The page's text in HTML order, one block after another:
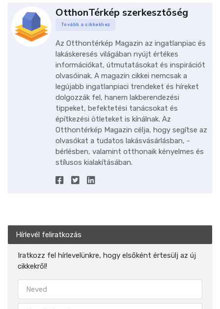
OtthonTérkép szerkesztőség
Tovább a cikkekhez
Az Otthontérkép Magazin az ingatlanpiac és
lakáskeresés világában nyújt értékes
információkat, útmutatásokat és inspirációt
olvasóinak. A magazin cikkei nemcsak a
legújabb ingatlanpiaci trendeket és híreket
dolgozzák fel, hanem lakberendezési
tippeket, befektetési tanácsokat és
építkezési ötleteket is kínálnak. Az
Otthontérkép Magazin célja, hogy segítse az
olvasókat a tudatos lakásvásárlásban, -
bérlésben, valamint otthonaik kényelmes és
stílusos kialakításában.
Hírlevél feliratkozás
Iratkozz fel hírlevelünkre, hogy elsőként értesülj az új
cikkekről!